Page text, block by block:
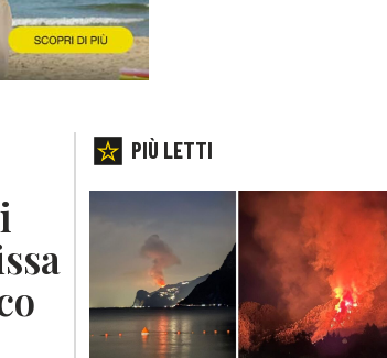
PIÙ LETTI